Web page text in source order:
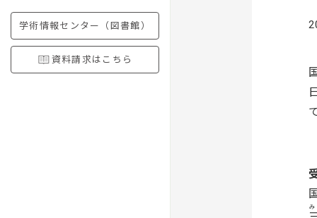
学術情報センター（図書館）
資料請求はこちら